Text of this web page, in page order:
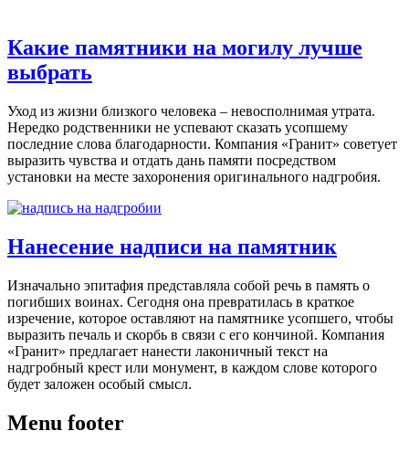
Какие памятники на могилу лучше
выбрать
Уход из жизни близкого человека – невосполнимая утрата.
Нередко родственники не успевают сказать усопшему
последние слова благодарности. Компания «Гранит» советует
выразить чувства и отдать дань памяти посредством
установки на месте захоронения оригинального надгробия.
Нанесение надписи на памятник
Изначально эпитафия представляла собой речь в память о
погибших воинах. Сегодня она превратилась в краткое
изречение, которое оставляют на памятнике усопшего, чтобы
выразить печаль и скорбь в связи с его кончиной. Компания
«Гранит» предлагает нанести лаконичный текст на
надгробный крест или монумент, в каждом слове которого
будет заложен особый смысл.
Menu footer